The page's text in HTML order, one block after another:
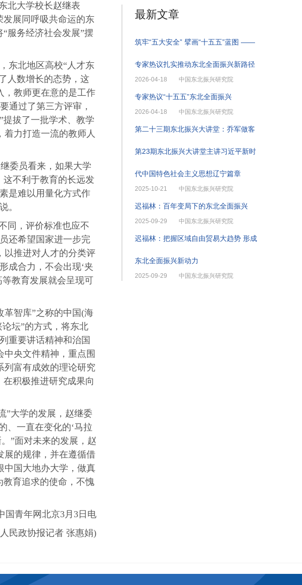
北大学校长赵继表
发展同呼吸共命运的东
服务经济社会发展”摆
东北地区高校“人才东
人数增长的态势，这
，教师更在意的是工作
通过了第三方评审，
提拔了一批学术、教学
力打造一流的教师人
委员看来，如果大学
这不利于教育的长远发
是难以用量化方式作
。
同，评价标准也应不
还希望国家进一步完
以推进对人才的分类评
成合力，不会出现‘夹
教育发展就会呈现可
革智库”之称的中国(海
坛”的方式，将东北
重要讲话精神和治国
央文件精神，重点围
列富有成效的理论研究
积极推进研究成果向
”大学的发展，赵继委
、一直在变化的‘马拉
”面对未来的发展，赵
展的规律，并在遵循借
中国大地办大学，做真
教育追求的使命，不愧
国青年网北京3月3日电
民政协报记者 张惠娟)
最新文章
筑牢“五大安全” 擘画“十五五”蓝图 ——
专家热议扎实推动东北全面振兴新路径
2026-04-18 中国东北振兴研究院
专家热议“十五五”东北全面振兴
2026-04-18 中国东北振兴研究院
第二十三期东北振兴大讲堂：乔军做客
第23期东北振兴大讲堂主讲习近平新时
代中国特色社会主义思想辽宁篇章
2025-10-21 中国东北振兴研究院
迟福林：百年变局下的东北全面振兴
2025-09-29 中国东北振兴研究院
迟福林：把握区域自由贸易大趋势 形成
东北全面振兴新动力
2025-09-29 中国东北振兴研究院